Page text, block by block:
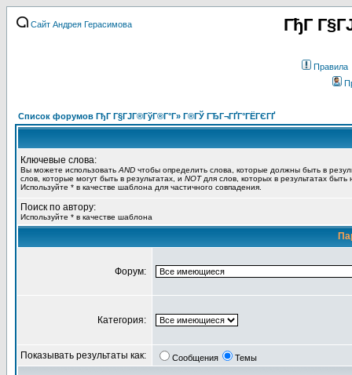
Сайт Андрея Герасимова ГђГ
Правила
Список форумов ГђГ Г§ГЈГ®ГўГ®Г°Г» Г®ГЎ ГЂГ¬ГҐГ°ГЁГЄГҐ
Ключевые слова:
Вы можете использовать AND чтобы определить слова, которые должны быть в
слов, которые могут быть в результатах, и NOTдля слов, которых в результатах
Используйте * в качестве шаблона для частичного совпадения.
Поиск по автору:
Используйте * в качестве шаблона
Форум:
Категория:
Показывать результаты как: Сообщения Темы